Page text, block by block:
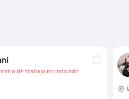
de trabajo no indicado